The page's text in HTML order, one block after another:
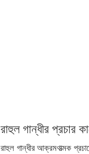
রাহুল গান্ধীর প্রচার
রাহুল গান্ধীর আক্রমণাত্মক